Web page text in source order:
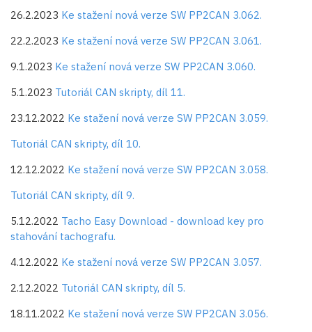
26.2.2023 Ke stažení nová verze SW PP2CAN 3.062.
22.2.2023 Ke stažení nová verze SW PP2CAN 3.061.
9.1.2023 Ke stažení nová verze SW PP2CAN 3.060.
5.1.2023 Tutoriál CAN skripty, díl 11.
23.12.2022 Ke stažení nová verze SW PP2CAN 3.059.
Tutoriál CAN skripty, díl 10.
12.12.2022 Ke stažení nová verze SW PP2CAN 3.058.
Tutoriál CAN skripty, díl 9.
5.12.2022 Tacho Easy Download - download key pro
stahování tachografu.
4.12.2022 Ke stažení nová verze SW PP2CAN 3.057.
2.12.2022 Tutoriál CAN skripty, díl 5.
18.11.2022 Ke stažení nová verze SW PP2CAN 3.056.